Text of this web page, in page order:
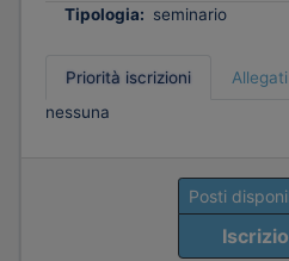
Tipologia: seminario
Priorità iscrizioni Allegati
nessuna
Posti